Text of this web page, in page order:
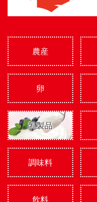
農産
卵
乳製品
調味料
飲料